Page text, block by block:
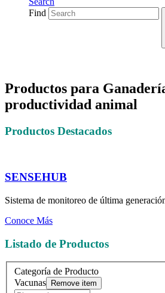
Find
Productos para
productividad animal
Productos Destacados
SENSEHUB
Sistema de monitoreo de última
Conoce Más
Listado de Productos
Categoría de Producto
Vacunas
Remove item